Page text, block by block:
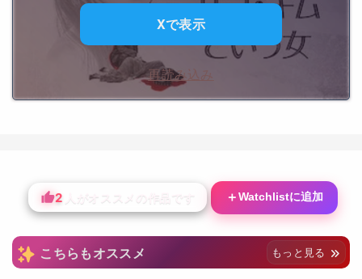
Xで表示
再読み込み
2 人がオススメの作品です ＋Watchlistに追加
こちらもオススメ もっと見る